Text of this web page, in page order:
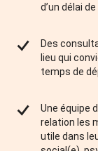
d’un délai
Des
lieu qui
temps de
Une équipe
relation les
utile dans